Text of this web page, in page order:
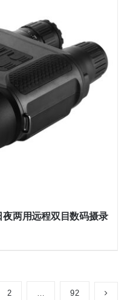
两用远程双目数码摄录
2 … 92